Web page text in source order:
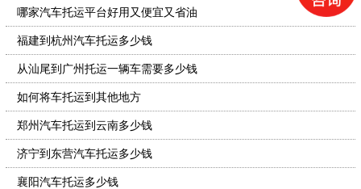
哪家汽车托运平台好用又便宜又省油
福建到杭州汽车托运多少钱
从汕尾到广州托运一辆车需要多少钱
如何将车托运到其他地方
郑州汽车托运到云南多少钱
济宁到东营汽车托运多少钱
襄阳汽车托运多少钱